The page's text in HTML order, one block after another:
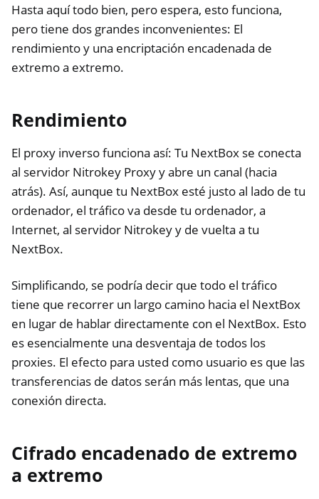
Hasta aquí todo bien, pero espera, esto funciona,
pero tiene dos grandes inconvenientes: El
rendimiento y una encriptación encadenada de
extremo a extremo.
Rendimiento
El proxy inverso funciona así: Tu NextBox se conecta
al servidor Nitrokey Proxy y abre un canal (hacia
atrás). Así, aunque tu NextBox esté justo al lado de tu
ordenador, el tráfico va desde tu ordenador, a
Internet, al servidor Nitrokey y de vuelta a tu
NextBox.
Simplificando, se podría decir que todo el tráfico
tiene que recorrer un largo camino hacia el NextBox
en lugar de hablar directamente con el NextBox. Esto
es esencialmente una desventaja de todos los
proxies. El efecto para usted como usuario es que las
transferencias de datos serán más lentas, que una
conexión directa.
Cifrado encadenado de extremo
a extremo